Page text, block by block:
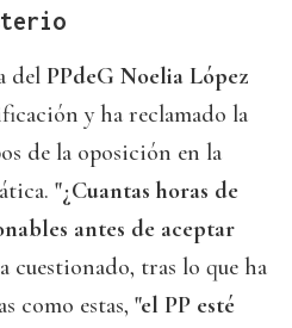
del PPdeG Noelia López
y ha reclamado la
de la oposición en la
"¿Cuantas horas de
antes de aceptar
cuestionado, tras lo que ha
como estas, "el PP esté